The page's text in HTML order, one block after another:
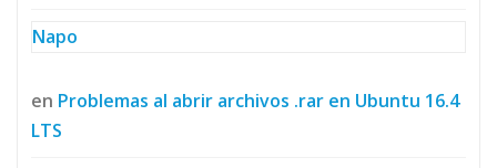
Napo
en Problemas al abrir archivos .rar en Ubuntu 16.4
LTS